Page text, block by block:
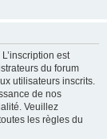
est
du forum
utilisateurs inscrits.
de nos
Veuillez
les règles du